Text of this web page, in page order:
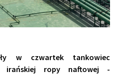
w czwartek tankowiec
irańskiej ropy naftowej -